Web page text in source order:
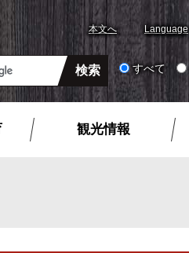
本文へ Language
すべて
観光情報